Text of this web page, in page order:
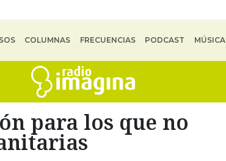
COLUMNAS FRECUENCIAS PODCAST MÚSICA
para los que no